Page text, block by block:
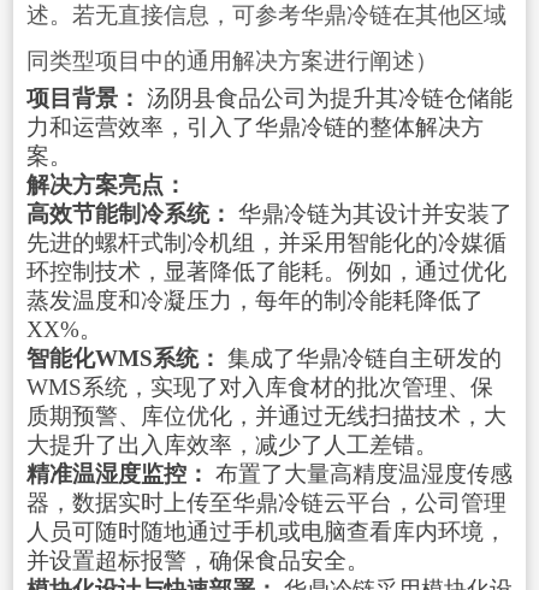
述。若无直接信息，可参考华鼎冷链在其他区域
同类型项目中的通用解决方案进行阐述）
项目背景： 汤阴县食品公司为提升其冷链仓储能
力和运营效率，引入了华鼎冷链的整体解决方
案。
解决方案亮点：
高效节能制冷系统： 华鼎冷链为其设计并安装了
先进的螺杆式制冷机组，并采用智能化的冷媒循
环控制技术，显著降低了能耗。例如，通过优化
蒸发温度和冷凝压力，每年的制冷能耗降低了
XX%。
智能化WMS系统： 集成了华鼎冷链自主研发的
WMS系统，实现了对入库食材的批次管理、保
质期预警、库位优化，并通过无线扫描技术，大
大提升了出入库效率，减少了人工差错。
精准温湿度监控： 布置了大量高精度温湿度传感
器，数据实时上传至华鼎冷链云平台，公司管理
人员可随时随地通过手机或电脑查看库内环境，
并设置超标报警，确保食品安全。